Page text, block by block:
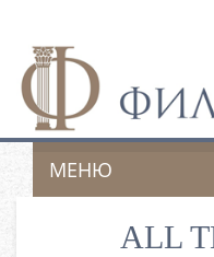
МЕНЮ
ALL